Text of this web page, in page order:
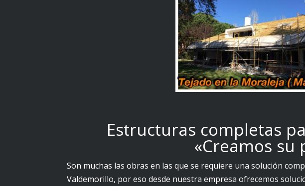
Estructuras completas
«Creamos su
Son muchas las obras en las que se requiere una solución
Valdemorillo, por eso desde nuestra empresa ofrecemos